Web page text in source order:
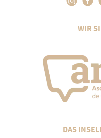
WIR
DAS